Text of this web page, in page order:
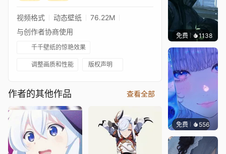
视频格式 动态壁纸
76.22M
与创作者协商使用
千千壁纸的惊艳效果
调整画质和性能 版权声明
作者的其他作品 查看全部
免费 1138辰东
免费 556辰东